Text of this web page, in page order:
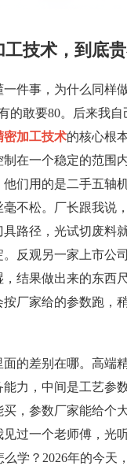
工技术，到底
一件事，为什么同样
的敢要80。后来我
密加工技术的核心根
在一个稳定的范围
们用的是二手五轴
毫不松。厂长跟我说
具路径，光试切废料
反观另一家上市公
结果做出来的东西
厂家给的参数跑，
的差别在哪。高端
能力，中间是工艺参
，参数厂家能给个
过一个老师傅，光
学？2026年的今天